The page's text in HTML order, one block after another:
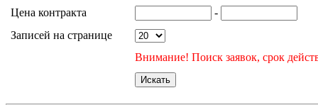
Цена контракта
-
Записей на странице
Внимание! Поиск заявок, срок